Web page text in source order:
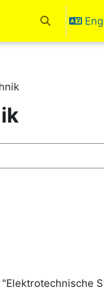
Toggle